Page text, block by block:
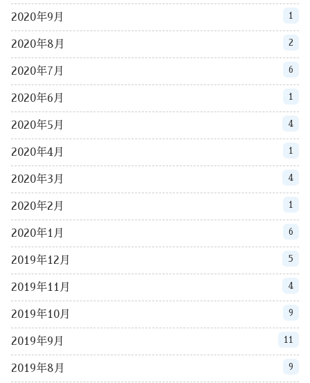
2020年9月 1
2020年8月 2
2020年7月 6
2020年6月 1
2020年5月 4
2020年4月 1
2020年3月 4
2020年2月 1
2020年1月 6
2019年12月 5
2019年11月 4
2019年10月 9
2019年9月 11
2019年8月 9